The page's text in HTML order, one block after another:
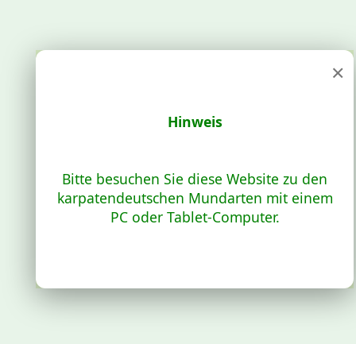
×
Hinweis
Bitte besuchen Sie diese Website zu den
karpatendeutschen Mundarten mit einem
PC oder Tablet-Computer.